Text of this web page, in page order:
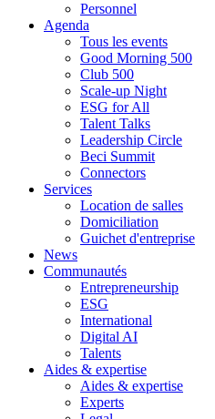
Personnel
Agenda
Tous les events
Good Morning 500
Club 500
Scale-up Night
ESG for All
Talent Talks
Leadership Circle
Beci Summit
Connectors
Services
Location de salles
Domiciliation
Guichet d'entreprise
News
Communautés
Entrepreneurship
ESG
International
Digital AI
Talents
Aides & expertise
Aides & expertise
Experts